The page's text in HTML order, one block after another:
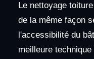
Le nettoyage
de la même façon
l'accessibilité du
meilleure